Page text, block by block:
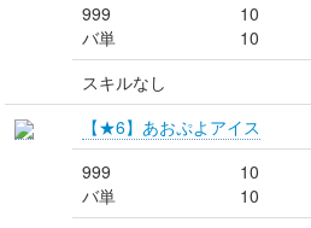
999
バ単
10
10
スキルなし
【★6】あおぷよアイス
999
バ単
10
10